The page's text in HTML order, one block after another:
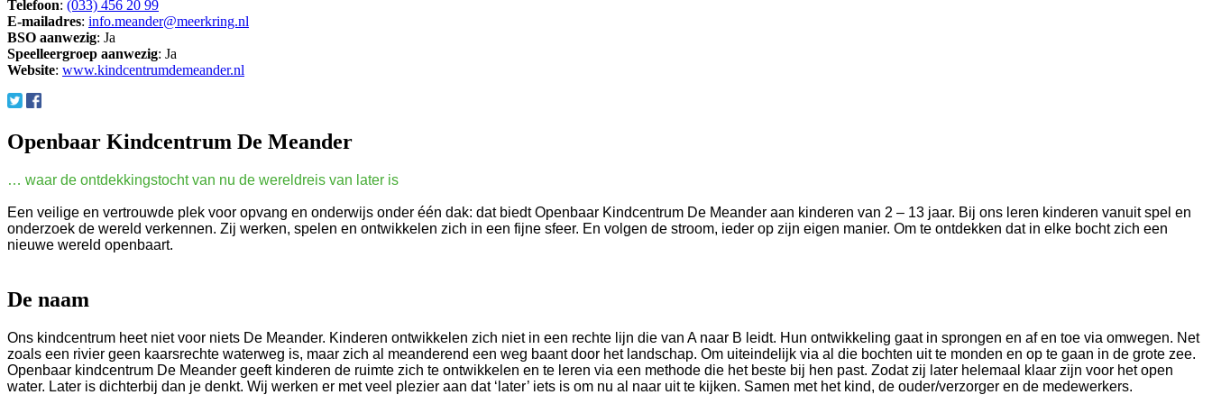
Telefoon: (033) 456 20 99
E-mailadres: info.meander@meerkring.nl
BSO aanwezig: Ja
Speelleergroep aanwezig: Ja
Website: www.kindcentrumdemeander.nl
Openbaar Kindcentrum De Meander
… waar de ontdekkingstocht van nu de wereldreis van later is
Een veilige en vertrouwde plek voor opvang en onderwijs onder één dak: dat biedt Openbaar Kindcentrum De Meander aan kinderen van 2 – 13 jaar. Bij ons leren kinderen vanuit spel en
onderzoek de wereld verkennen. Zij werken, spelen en ontwikkelen zich in een fijne sfeer. En volgen de stroom, ieder op zijn eigen manier. Om te ontdekken dat in elke bocht zich een
nieuwe wereld openbaart.
De naam
Ons kindcentrum heet niet voor niets De Meander. Kinderen ontwikkelen zich niet in een rechte lijn die van A naar B leidt. Hun ontwikkeling gaat in sprongen en af en toe via omwegen. Net
zoals een rivier geen kaarsrechte waterweg is, maar zich al meanderend een weg baant door het landschap. Om uiteindelijk via al die bochten uit te monden en op te gaan in de grote zee.
Openbaar kindcentrum De Meander geeft kinderen de ruimte zich te ontwikkelen en te leren via een methode die het beste bij hen past. Zodat zij later helemaal klaar zijn voor het open
water. Later is dichterbij dan je denkt. Wij werken er met veel plezier aan dat ‘later’ iets is om nu al naar uit te kijken. Samen met het kind, de ouder/verzorger en de medewerkers.